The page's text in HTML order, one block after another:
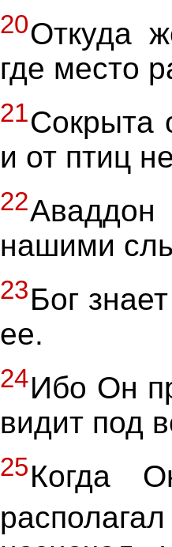
20Откуда
где место
21Сокрыта
и от птиц
22
нашими
23Бог
ее.
24Ибо Он
видит под
25Когда